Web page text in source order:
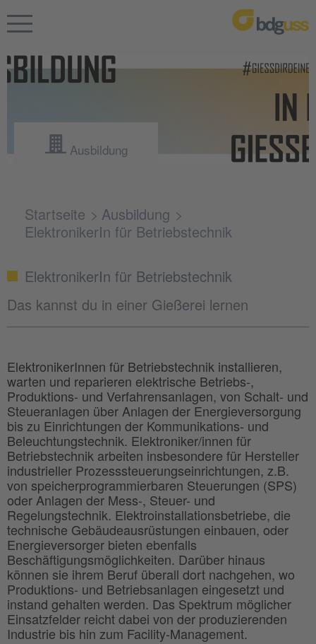
Ausbildung
Startseite
Ausbildung
ElektronikerIn für Betriebstechnik
ElektronikerIn für Betriebstechnik
Das kannst du in einer Gießerei lernen
ElektronikerInnen für Betriebstechnik installieren,
warten und reparieren elektrische Betriebs-,
Produktions- und Verfahrensanlagen, von Schalt- und
Steueranlagen über Anlagen der Energieversorgung
bis zu Einrichtungen der Kommunikations- und
Beleuchtungstechnik. Elektroniker/innen für
Betriebstechnik arbeiten insbesondere für Hersteller
industrieller Prozesssteuerungseinrichtungen, z.B.
von speicherprogrammierbaren Steuerungen (SPS)
oder Anlagen der Mess-, Steuer- und
Regelungstechnik. Elektroinstallationsbetriebe, die
technische Gebäudeausrüstungen einbauen, oder
Energieversorger bieten ebenfalls
Beschäftigungsmöglichkeiten. Darüber hinaus
können sie ihrem Beruf überall dort nachgehen, wo
Produktions- und Betriebsanlagen eingesetzt und
instand gehalten werden. Das Spektrum möglicher
Einsatzfelder reicht dabei von der produzierenden
Industrie bis hin zum Facility-Management.